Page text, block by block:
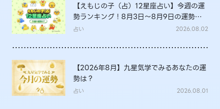
【えもじの子（占）12星座占い】今週の運
勢ランキング！8月3日～8月9日の運勢
は？
占い 2026.08.02
【2026年8月】九星気学でみるあなたの運
勢は？
占い 2026.08.01